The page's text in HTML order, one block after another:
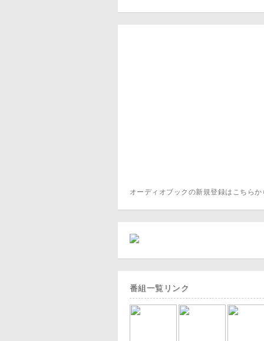
オーディオブックの新規登録はこちら
番組一覧リンク